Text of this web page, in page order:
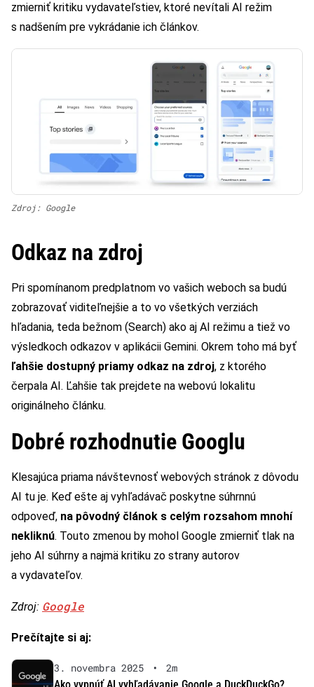
zmierniť kritiku vydavateľstiev, ktoré nevítali AI režim
s nadšením pre vykrádanie ich článkov.
Zdroj: Google
Odkaz na zdroj
Pri spomínanom predplatnom vo vašich weboch sa budú
zobrazovať viditeľnejšie a to vo všetkých verziách
hľadania, teda bežnom (Search) ako aj AI režimu a tiež vo
výsledkoch odkazov v aplikácii Gemini. Okrem toho má byť
ľahšie dostupný priamy odkaz na zdroj, z ktorého
čerpala AI. Ľahšie tak prejdete na webovú lokalitu
originálneho článku.
Dobré rozhodnutie Googlu
Klesajúca priama návštevnosť webových stránok z dôvodu
AI tu je. Keď ešte aj vyhľadávač poskytne súhrnnú
odpoveď, na pôvodný článok s celým rozsahom mnohí
nekliknú. Touto zmenou by mohol Google zmierniť tlak na
jeho AI súhrny a najmä kritiku zo strany autorov
a vydavateľov.
Zdroj: Google
Prečítajte si aj:
3. novembra 2025 •
2m